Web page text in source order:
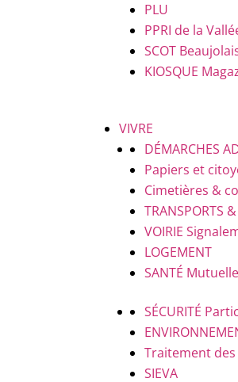
PLU
PPRI de la
SCOT
KIOSQUE
VIVRE
DÉMARCHES
Papiers et
Cimetières &
TRANSPORTS
VOIRIE
LOGEMENT
SANTÉ
SÉCURITÉ
Traitement
SIEVA